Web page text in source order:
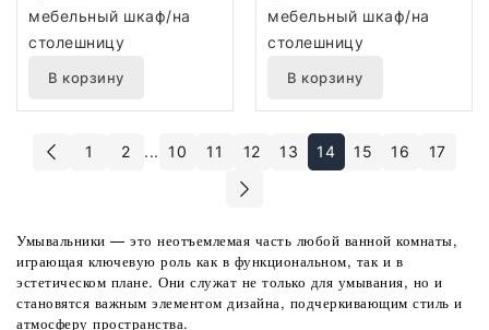
мебельный шкаф/на
столешницу
В корзину
мебельный шкаф/на
столешницу
В корзину
1 2 ... 10 11 12 13 14 15 16 17
Умывальники — это неотъемлемая часть любой ванной комнаты,
играющая ключевую роль как в функциональном, так и в
эстетическом плане. Они служат не только для умывания, но и
становятся важным элементом дизайна, подчеркивающим стиль и
атмосферу пространства.